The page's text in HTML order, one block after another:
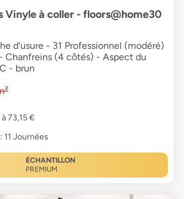
Vinyle à coller - floors@home30
d'usure - 31 Professionnel (modéré)
Chanfreins (4 côtés) - Aspect du
- brun
73,15 €
: 11 Journées
ÉCHANTILLON
PREMIUM